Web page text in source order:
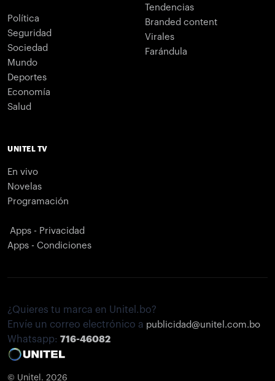
Política
Seguridad
Sociedad
Mundo
Deportes
Economía
Salud
Tendencias
Branded content
Virales
Farándula
UNITEL TV
En vivo
Novelas
Programación
Apps - Privacidad
Apps - Condiciones
¿Quieres tu marca en Unitel.bo?
Envíe un correo electrónico a publicidad@unitel.com.bo
Whatsapp: 716-46082
© Unitel. 2026